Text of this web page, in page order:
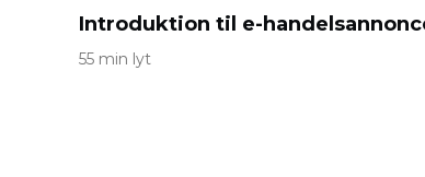
Introduktion til e-
55 min lyt